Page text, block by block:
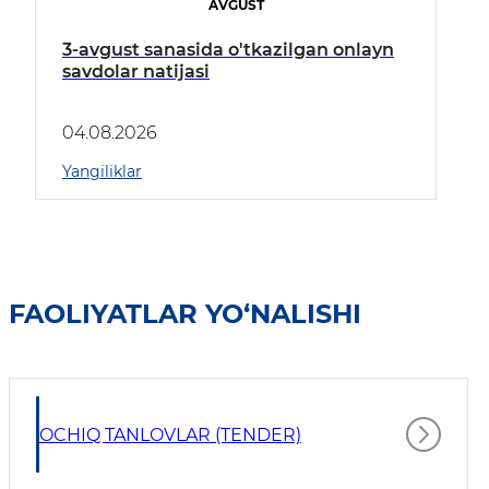
AVGUST
3-avgust sanasida o'tkazilgan onlayn
savdolar natijasi
04.08.2026
Yangiliklar
FAOLIYATLAR YO‘NALISHI
OCHIQ TANLOVLAR (TENDER)